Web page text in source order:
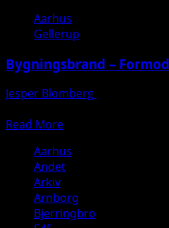
Aarhus
Gellerup
Bygningsbrand –
Jesper Blomberg
Read MoreRead
about
Bygningsbrand
Formodet
påsat.
Aarhus
Andet
Arkiv
Arnborg
Bjerringbro